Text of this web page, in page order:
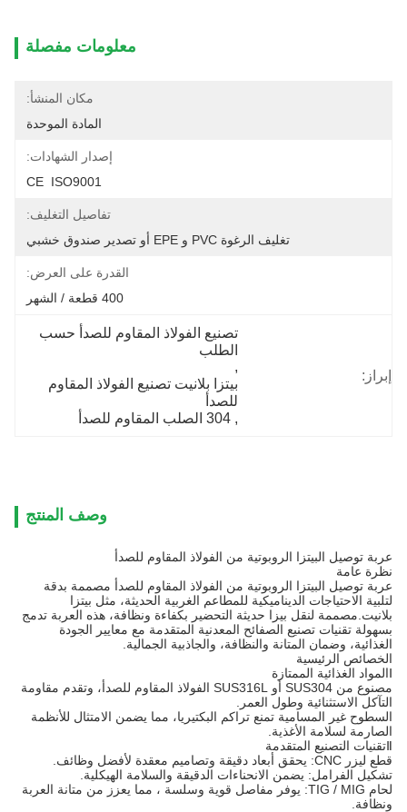
معلومات مفصلة
مكان المنشأ:
المادة الموحدة
إصدار الشهادات:
CE  ISO9001
تفاصيل التغليف:
تغليف الرغوة PVC و EPE أو تصدير صندوق خشبي
القدرة على العرض:
400 قطعة / الشهر
إبراز:
الطلب
,
للصدأ
, 304 الصلب المقاوم للصدأ
وصف المنتج
عربة توصيل البيتزا الروبوتية من الفولاذ المقاوم للصدأ
نظرة عامة
عربة توصيل البيتزا الروبوتية من الفولاذ المقاوم للصدأ مصممة بدقة
لتلبية الاحتياجات الديناميكية للمطاعم الغربية الحديثة، مثل بيتزا
بلانيت.مصممة لنقل بيزا حديثة التحضير بكفاءة ونظافة، هذه العربة تدمج
بسهولة تقنيات تصنيع الصفائح المعدنية المتقدمة مع معايير الجودة
الغذائية، وضمان المتانة والنظافة، والجاذبية الجمالية.
الخصائص الرئيسية
Ⅰالمواد الغذائية الممتازة
مصنوع من SUS304 أو SUS316L الفولاذ المقاوم للصدأ، وتقدم مقاومة
التآكل الاستثنائية وطول العمر.
السطوح غير المسامية تمنع تراكم البكتيريا، مما يضمن الامتثال للأنظمة
الصارمة لسلامة الأغذية.
Ⅱتقنيات التصنيع المتقدمة
قطع ليزر CNC: يحقق أبعاد دقيقة وتصاميم معقدة لأفضل وظائف.
تشكيل الفرامل: يضمن الانحناءات الدقيقة والسلامة الهيكلية.
لحام TIG / MIG: يوفر مفاصل قوية وسلسة ، مما يعزز من متانة العربة
ونظافة.